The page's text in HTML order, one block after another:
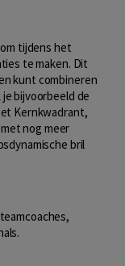
tijdens het
te maken. Dit
kunt combineren
bijvoorbeeld de
Kernkwadrant,
nog meer
bril